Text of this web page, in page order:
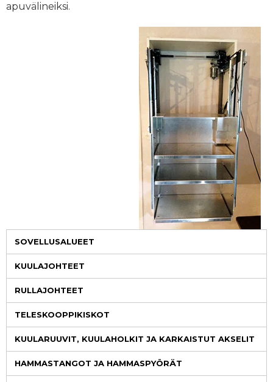
SOVELLUSALUEET
KUULAJOHTEET
RULLAJOHTEET
TELESKOOPPIKISKOT
KUULARUUVIT, KUULAHOLKIT JA KARKAISTUT AKSELIT
HAMMASTANGOT JA HAMMASPYÖRÄT
apuvälineiksi.